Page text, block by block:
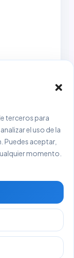
terceros para
el uso de la
Puedes aceptar,
momento.